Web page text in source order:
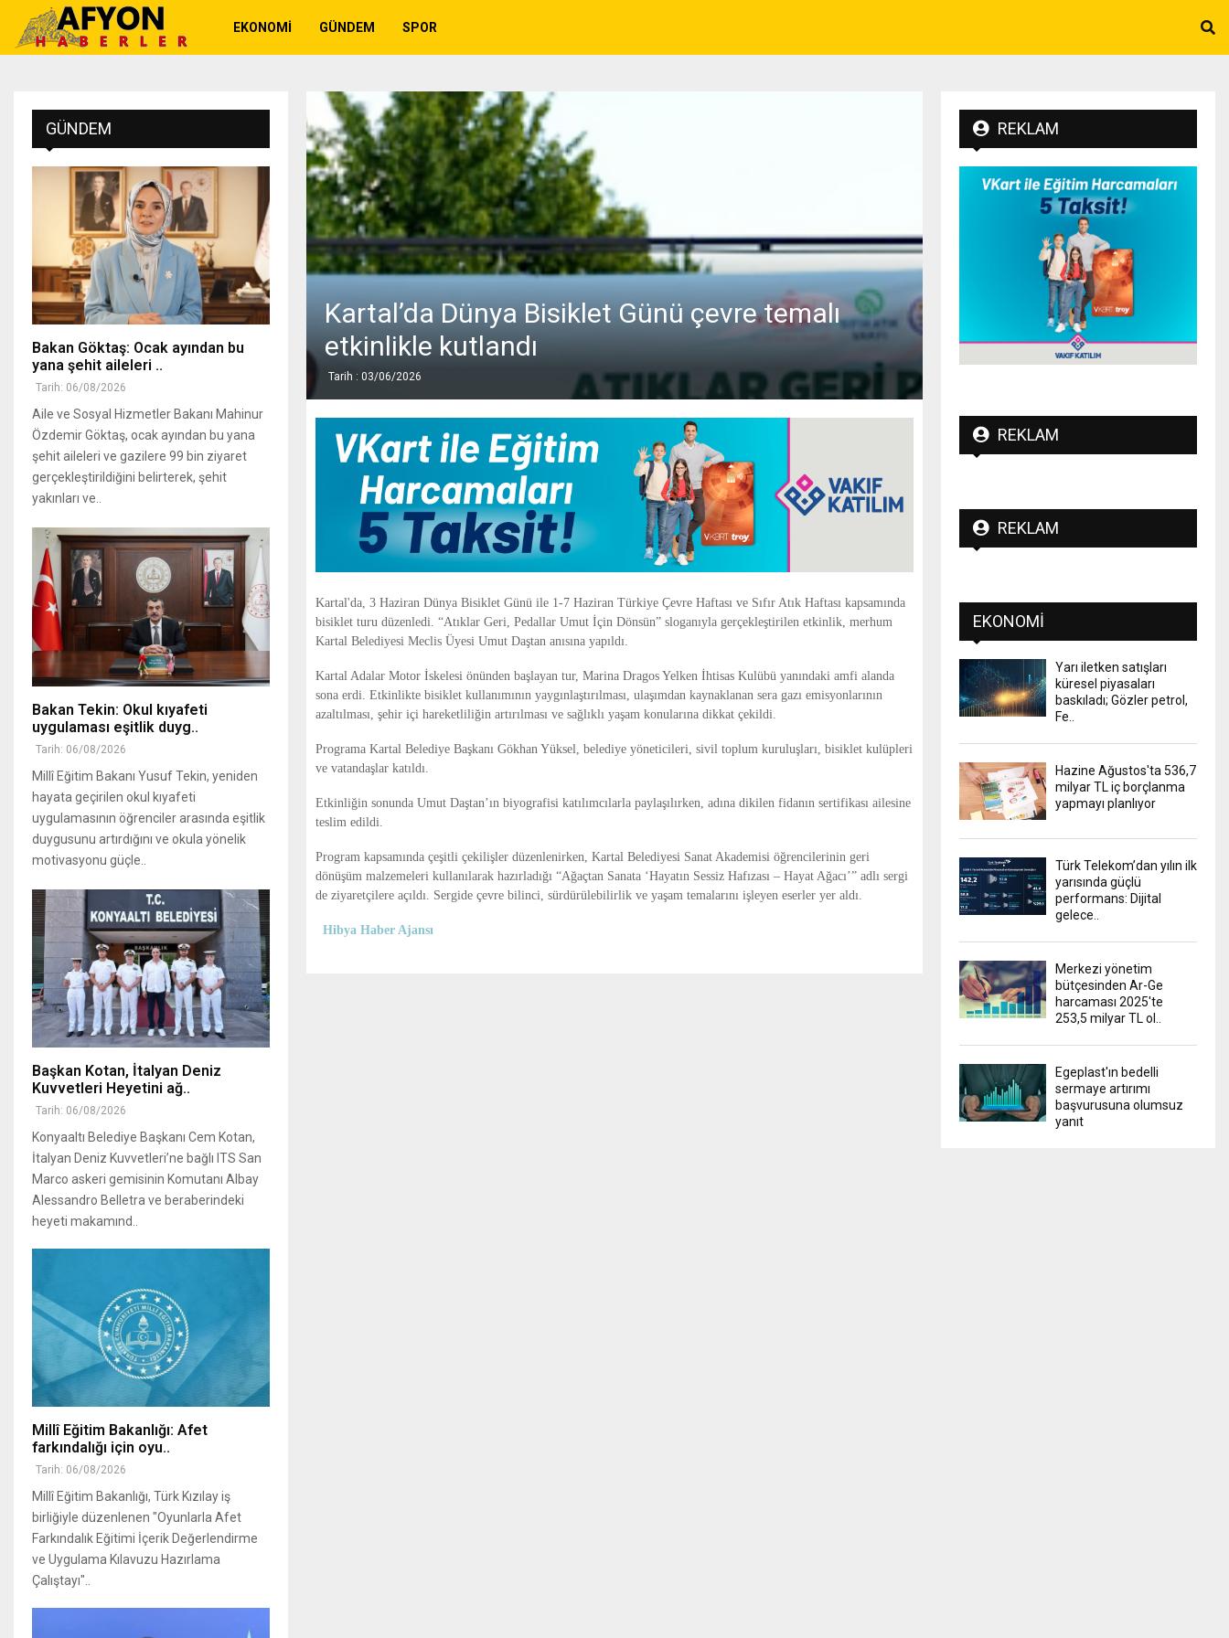
EKONOMI GÜNDEM SPOR
Kartal’da Dünya Bisiklet Günü çevre temalı
etkinlikle kutlandı
Tarih : 03/06/2026
Kartal'da, 3 Haziran Dünya Bisiklet Günü ile 1-7 Haziran Türkiye Çevre Haftası ve Sıfır Atık Haftası kapsamında
bisiklet turu düzenledi. “Atıklar Geri, Pedallar Umut İçin Dönsün” sloganıyla gerçekleştirilen etkinlik, merhum
Kartal Belediyesi Meclis Üyesi Umut Daştan anısına yapıldı.
Kartal Adalar Motor İskelesi önünden başlayan tur, Marina Dragos Yelken İhtisas Kulübü yanındaki amfi alanda
sona erdi. Etkinlikte bisiklet kullanımının yaygınlaştırılması, ulaşımdan kaynaklanan sera gazı emisyonlarının
azaltılması, şehir içi hareketliliğin artırılması ve sağlıklı yaşam konularına dikkat çekildi.
Programa Kartal Belediye Başkanı Gökhan Yüksel , belediye yöneticileri, sivil toplum kuruluşları, bisiklet kulüpleri
ve vatandaşlar katıldı.
Etkinliğin sonunda Umut Daştan’ın biyografisi katılımcılarla paylaşılırken, adına dikilen fidanın sertifikası ailesine
teslim edildi.
Program kapsamında çeşitli çekilişler düzenlenirken, Kartal Belediyesi Sanat Akademisi öğrencilerinin geri
dönüşüm malzemeleri kullanılarak hazırladığı “Ağaçtan Sanata ‘Hayatın Sessiz Hafızası – Hayat Ağacı’” adlı sergi
de ziyaretçilere açıldı. Sergide çevre bilinci, sürdürülebilirlik ve yaşam temalarını işleyen eserler yer aldı.
Hibya Haber Ajansı
GÜNDEM
Bakan Göktaş: Ocak ayından bu
yana şehit aileleri ..
Tarih: 06/08/2026
Aile ve Sosyal Hizmetler Bakanı Mahinur
Özdemir Göktaş, ocak ayından bu yana
şehit aileleri ve gazilere 99 bin ziyaret
gerçekleştirildiğini belirterek, şehit
yakınları ve..
Bakan Tekin: Okul kıyafeti
uygulaması eşitlik duyg..
Tarih: 06/08/2026
Millî Eğitim Bakanı Yusuf Tekin, yeniden
hayata geçirilen okul kıyafeti
uygulamasının öğrenciler arasında eşitlik
duygusunu artırdığını ve okula yönelik
motivasyonu güçle..
Başkan Kotan, İtalyan Deniz
Kuvvetleri Heyetini ağ..
Tarih: 06/08/2026
Konyaaltı Belediye Başkanı Cem Kotan,
İtalyan Deniz Kuvvetleri’ne bağlı ITS San
Marco askeri gemisinin Komutanı Albay
Alessandro Belletra ve beraberindeki
heyeti makamınd..
Millî Eğitim Bakanlığı: Afet
farkındalığı için oyu..
Tarih: 06/08/2026
Millî Eğitim Bakanlığı, Türk Kızılay iş
birliğiyle düzenlenen "Oyunlarla Afet
Farkındalık Eğitimi İçerik Değerlendirme
ve Uygulama Kılavuzu Hazırlama
Çalıştayı"..
REKLAM
REKLAM
REKLAM
EKONOMI
Yarı iletken satışları
küresel piyasaları
baskıladı; Gözler petrol,
Fe..
Hazine Ağustos'ta 536,7
milyar TL iç borçlanma
yapmayı planlıyor
Türk Telekom’dan yılın ilk
yarısında güçlü
performans: Dijital
gelece..
Merkezi yönetim
bütçesinden Ar-Ge
harcaması 2025'te
253,5 milyar TL ol..
Egeplast'ın bedelli
sermaye artırımı
başvurusuna olumsuz
yanıt